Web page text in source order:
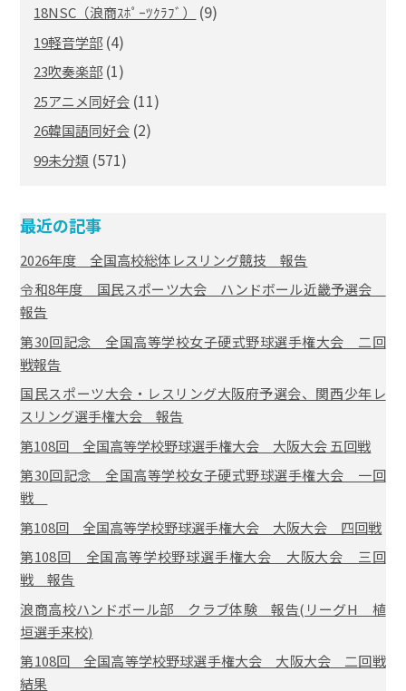
18NSC（浪商ｽﾎﾟｰﾂｸﾗﾌﾞ） (9)
19軽音学部 (4)
23吹奏楽部 (1)
25アニメ同好会 (11)
26韓国語同好会 (2)
99未分類 (571)
最近の記事
2026年度 全国高校総体レスリング競技 報告
令和8年度 国民スポーツ大会 ハンドボール近畿予選会
報告
第30回記念 全国高等学校女子硬式野球選手権大会 二回
戦報告
国民スポーツ大会・レスリング大阪府予選会、関西少年レ
スリング選手権大会 報告
第108回 全国高等学校野球選手権大会 大阪大会 五回戦
第30回記念 全国高等学校女子硬式野球選手権大会 一回
戦
第108回 全国高等学校野球選手権大会 大阪大会 四回戦
第108回 全国高等学校野球選手権大会 大阪大会 三回
戦 報告
浪商高校ハンドボール部 クラブ体験 報告(リーグH 植
垣選手来校)
第108回 全国高等学校野球選手権大会 大阪大会 二回戦
結果